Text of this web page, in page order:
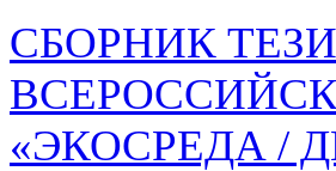
СБОРНИК
«ЭКОСРЕДА /